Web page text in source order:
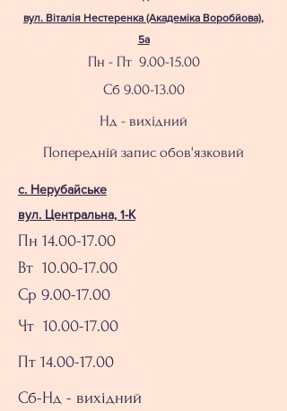
вул. Віталія Нестеренка (Академіка Воробйова),
5а
Пн - Пт 9.00-15.00
Сб 9.00-13.00
Нд - вихідний
Попередній запис обов'язковий
с. Нерубайське
вул. Центральна, 1-К
Пн 14.00-17.00
Вт 10.00-17.00
Ср 9.00-17.00
Чт 10.00-17.00
Пт 14.00-17.00
Сб-Нд - вихідний